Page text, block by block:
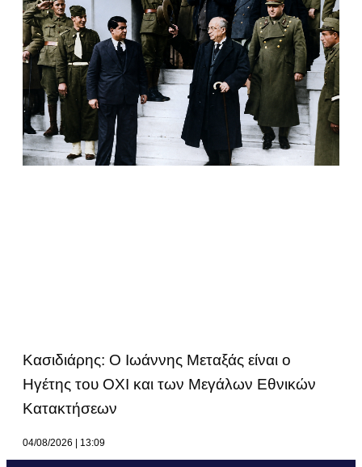
Κασιδιάρης: Ο Ιωάννης Μεταξάς είναι ο
Ηγέτης του ΟΧΙ και των Μεγάλων Εθνικών
Κατακτήσεων
04/08/2026 13:09